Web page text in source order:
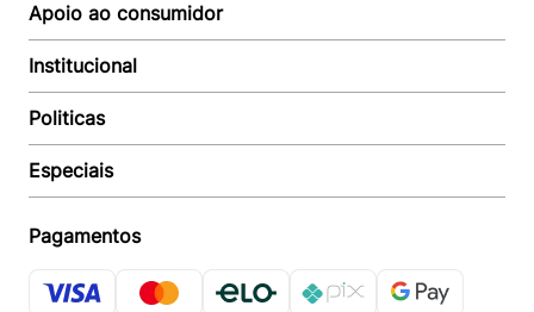
Apoio ao consumidor
Autoatendimento
Suporte e reparo
Acompanhar Entrega
Baixe o APP
Institucional
Quem somos
Revendedor
Seja um Revendedor
Trabalhe conosco
Responsabilidade Ambiental:
Politicas
Política de Entrega
Política de Pagamento
Política de Privacidade
Política Troca e Devolução
Especiais
Multicoin
Pagamentos